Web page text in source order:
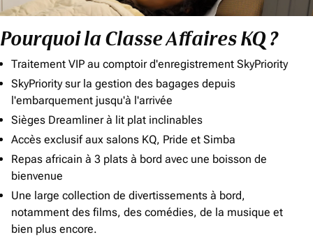
Pourquoi la Classe Affaires KQ ?
Traitement VIP au comptoir d'enregistrement SkyPriority
SkyPriority sur la gestion des bagages depuis
l'embarquement jusqu'à l'arrivée
Sièges Dreamliner à lit plat inclinables
Accès exclusif aux salons KQ, Pride et Simba
Repas africain à 3 plats à bord avec une boisson de
bienvenue
Une large collection de divertissements à bord,
notamment des films, des comédies, de la musique et
bien plus encore.